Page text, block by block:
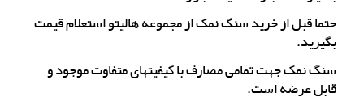
حتما قبل از خرید سنگ نمک از مجموعه هالیتو استعلام قیمت
بگیرید.
سنگ نمک جهت تمامی مصارف با کیفیتهای متفاوت موجود و
قابل عرضه است.